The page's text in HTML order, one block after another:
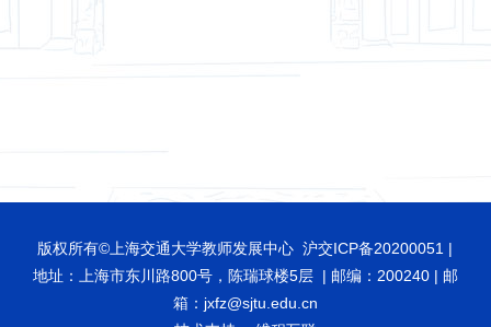
版权所有©上海交通大学教师发展中心 沪交ICP备20200051 |
地址：上海市东川路800号，陈瑞球楼5层 | 邮编：200240 | 邮
箱：jxfz@sjtu.edu.cn